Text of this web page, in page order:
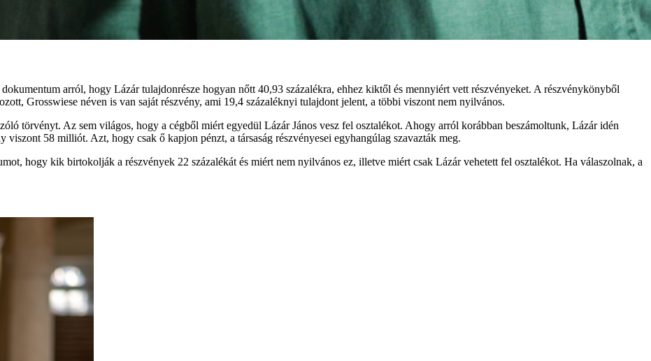
arról, hogy Lázár tulajdonrésze hogyan nőtt 40,93 százalékra, ehhez kiktől és mennyiért vett részvényeket. A részvénykönyből
Grosswiese néven is van saját részvény, ami 19,4 százaléknyi tulajdont jelent, a többi viszont nem nyilvános.
törvényt. Az sem világos, hogy a cégből miért egyedül Lázár János vesz fel osztalékot. Ahogy arról korábban beszámoltunk, Lázár idén
58 milliót. Azt, hogy csak ő kapjon pénzt, a társaság részvényesei egyhangúlag szavazták meg.
hogy kik birtokolják a részvények 22 százalékát és miért nem nyilvános ez, illetve miért csak Lázár vehetett fel osztalékot. Ha válaszolnak, a